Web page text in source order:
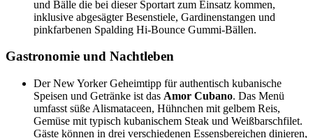
und Bälle die bei dieser Sportart zum Einsatz kommen,
inklusive abgesägter Besenstiele, Gardinenstangen und
pinkfarbenen Spalding Hi-Bounce Gummi-Bällen.
Gastronomie und Nachtleben
Der New Yorker Geheimtipp für authentisch kubanische
Speisen und Getränke ist das Amor Cubano. Das Menü
umfasst süße Alismataceen, Hühnchen mit gelbem Reis,
Gemüse mit typisch kubanischem Steak und Weißbarschfilet.
Gäste können in drei verschiedenen Essensbereichen dinieren,